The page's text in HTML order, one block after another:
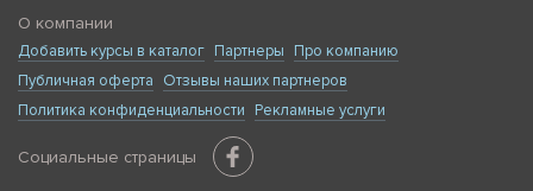
О компании
Добавить курсы в каталог Партнеры
Про компанию
Публичная оферта
Отзывы наших партнеров
Политика конфиденциальности
Рекламные услуги
Социальные страницы